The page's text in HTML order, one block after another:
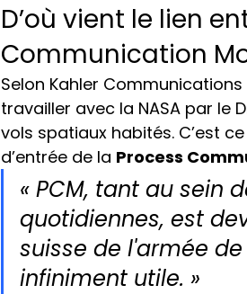
D’où vient le lien
Communication
Selon Kahler Communications
travailler avec la NASA par le
vols spatiaux habités. C’est
d’entrée de la Process
« PCM, tant au sein
quotidiennes, est
suisse de l'armée
infiniment utile. »